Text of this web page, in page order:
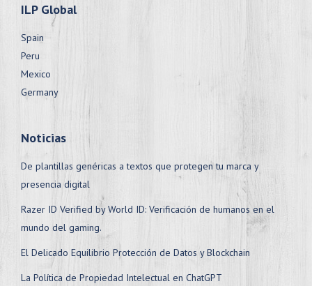
ILP Global
Spain
Peru
Mexico
Germany
Noticias
De plantillas genéricas a textos que protegen tu marca y
presencia digital
Razer ID Verified by World ID: Verificación de humanos en el
mundo del gaming.
El Delicado Equilibrio Protección de Datos y Blockchain
La Política de Propiedad Intelectual en ChatGPT